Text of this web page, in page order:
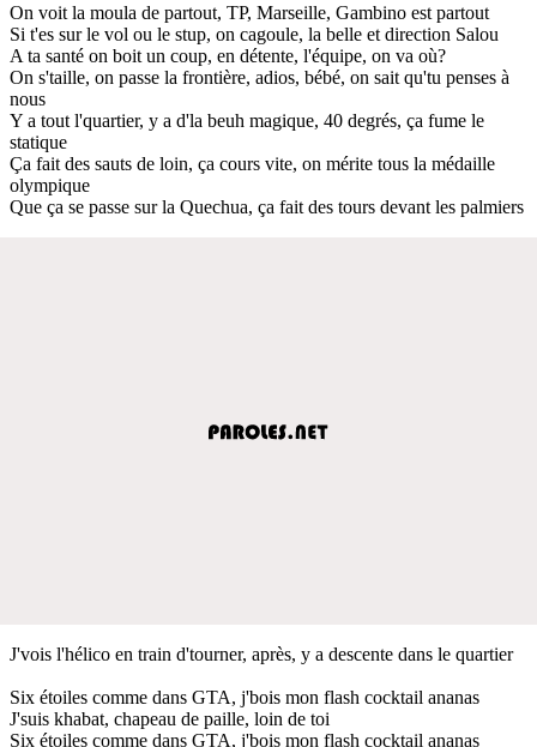
On voit la moula de partout, TP, Marseille, Gambino est partout
Si t'es sur le vol ou le stup, on cagoule, la belle et direction Salou
A ta santé on boit un coup, en détente, l'équipe, on va où?
On s'taille, on passe la frontière, adios, bébé, on sait qu'tu penses à
nous
Y a tout l'quartier, y a d'la beuh magique, 40 degrés, ça fume le
statique
Ça fait des sauts de loin, ça cours vite, on mérite tous la médaille
olympique
Que ça se passe sur la Quechua, ça fait des tours devant les palmiers
J'vois l'hélico en train d'tourner, après, y a descente dans le quartier
Six étoiles comme dans GTA, j'bois mon flash cocktail ananas
J'suis khabat, chapeau de paille, loin de toi
Six étoiles comme dans GTA, j'bois mon flash cocktail ananas